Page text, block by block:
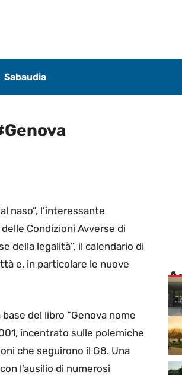
Sabaudia
naso”, l’interessante
Condizioni Avverse di
della legalità”, il calendario di
e, in particolare le nuove
del libro “Genova nome
incentrato sulle polemiche
che seguirono il G8. Una
l’ausilio di numerosi